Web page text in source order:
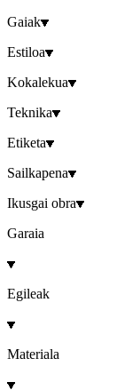
Gaiak
Estiloa
Kokalekua
Teknika
Etiketa
Sailkapena
Ikusgai obra
Garaia
Egileak
Materiala